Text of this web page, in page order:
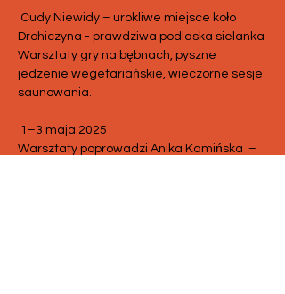
Cudy Niewidy – urokliwe miejsce koło
Drohiczyna - prawdziwa podlaska sielanka
Warsztaty gry na bębnach, pyszne
jedzenie wegetariańskie, wieczorne sesje
saunowania.
1–3 maja 2025
Warsztaty poprowadzi Anika Kamińska  –